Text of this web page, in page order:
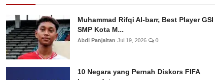
Muhammad Rifqi Al-barr, Best Player GSI
SMP Kota M...
Abdi Panjaitan Jul 19, 2026 0
10 Negara yang Pernah Diskors FIFA